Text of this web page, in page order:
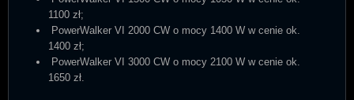
1100 zł;
PowerWalker VI 2000 CW o mocy 1400 W w cenie ok.
1400 zł;
PowerWalker VI 3000 CW o mocy 2100 W w cenie ok.
1650 zł.